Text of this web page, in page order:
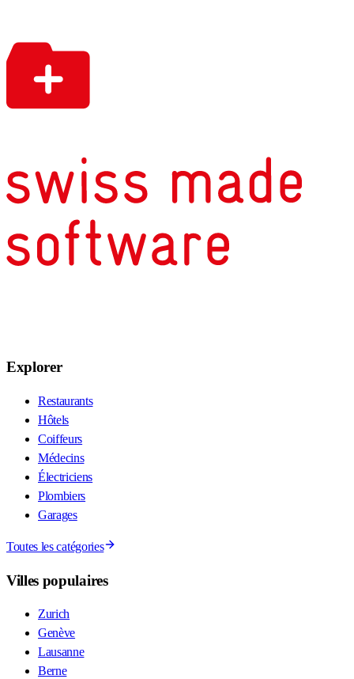
Explorer
Restaurants
Hôtels
Coiffeurs
Médecins
Électriciens
Plombiers
Garages
Toutes les catégories
Villes populaires
Zurich
Genève
Lausanne
Berne